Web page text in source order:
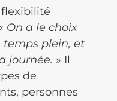
On a le choix
plein, et
journée. » Il
de
personnes